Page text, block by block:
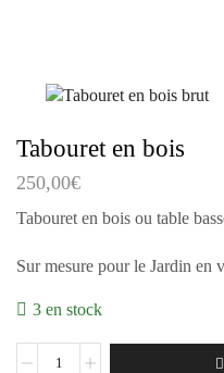
Tabouret en bois
250,00€
Tabouret en bois ou table
Sur mesure pour le Jardin en
3 en stock